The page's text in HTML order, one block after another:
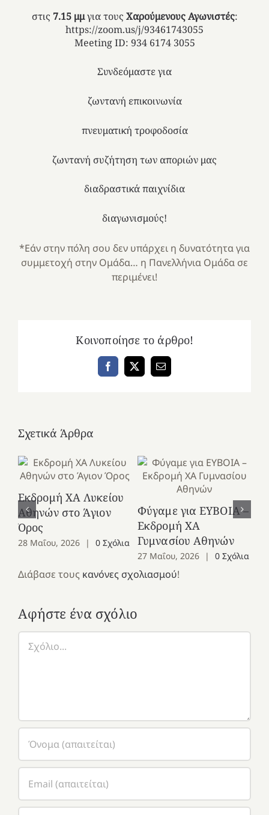
στις 7.15 μμγια τους Χαρούμενους Αγωνιστές:
https://zoom.us/j/93461743055
Meeting ID: 934 6174 3055
Συνδεόμαστε για
ζωντανή επικοινωνία
πνευματική τροφοδοσία
ζωντανή συζήτηση των αποριών μας
διαδραστικά παιχνίδια
διαγωνισμούς!
*Εάν στην πόλη σου δεν υπάρχει η δυνατότητα για
συμμετοχή στην Ομάδα… η Πανελλήνια Ομάδα σε
περιμένει!
Κοινοποίησε το άρθρο!
Facebook
X Email
Σχετικά Άρθρα
Εκδρομή ΧΑ Λυκείου
Αθηνών στο Άγιον
Όρος
28 Μαΐου, 2026 | 0 Σχόλια
Φύγαμε για ΕΥΒΟΙΑ –
Εκδρομή ΧΑ
Γυμνασίου Αθηνών
27 Μαΐου, 2026 | 0 Σχόλια
Διάβασε τους κανόνες σχολιασμού!
Αφήστε ένα σχόλιο